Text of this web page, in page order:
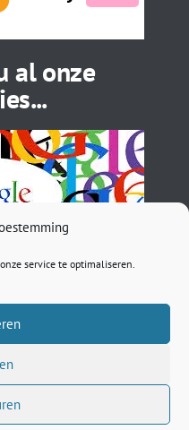
service te optimaliseren.
al onze
NL5450296033 | ASN: NL
‘s-Hertogenbosch The
+31736330220 | Tel: